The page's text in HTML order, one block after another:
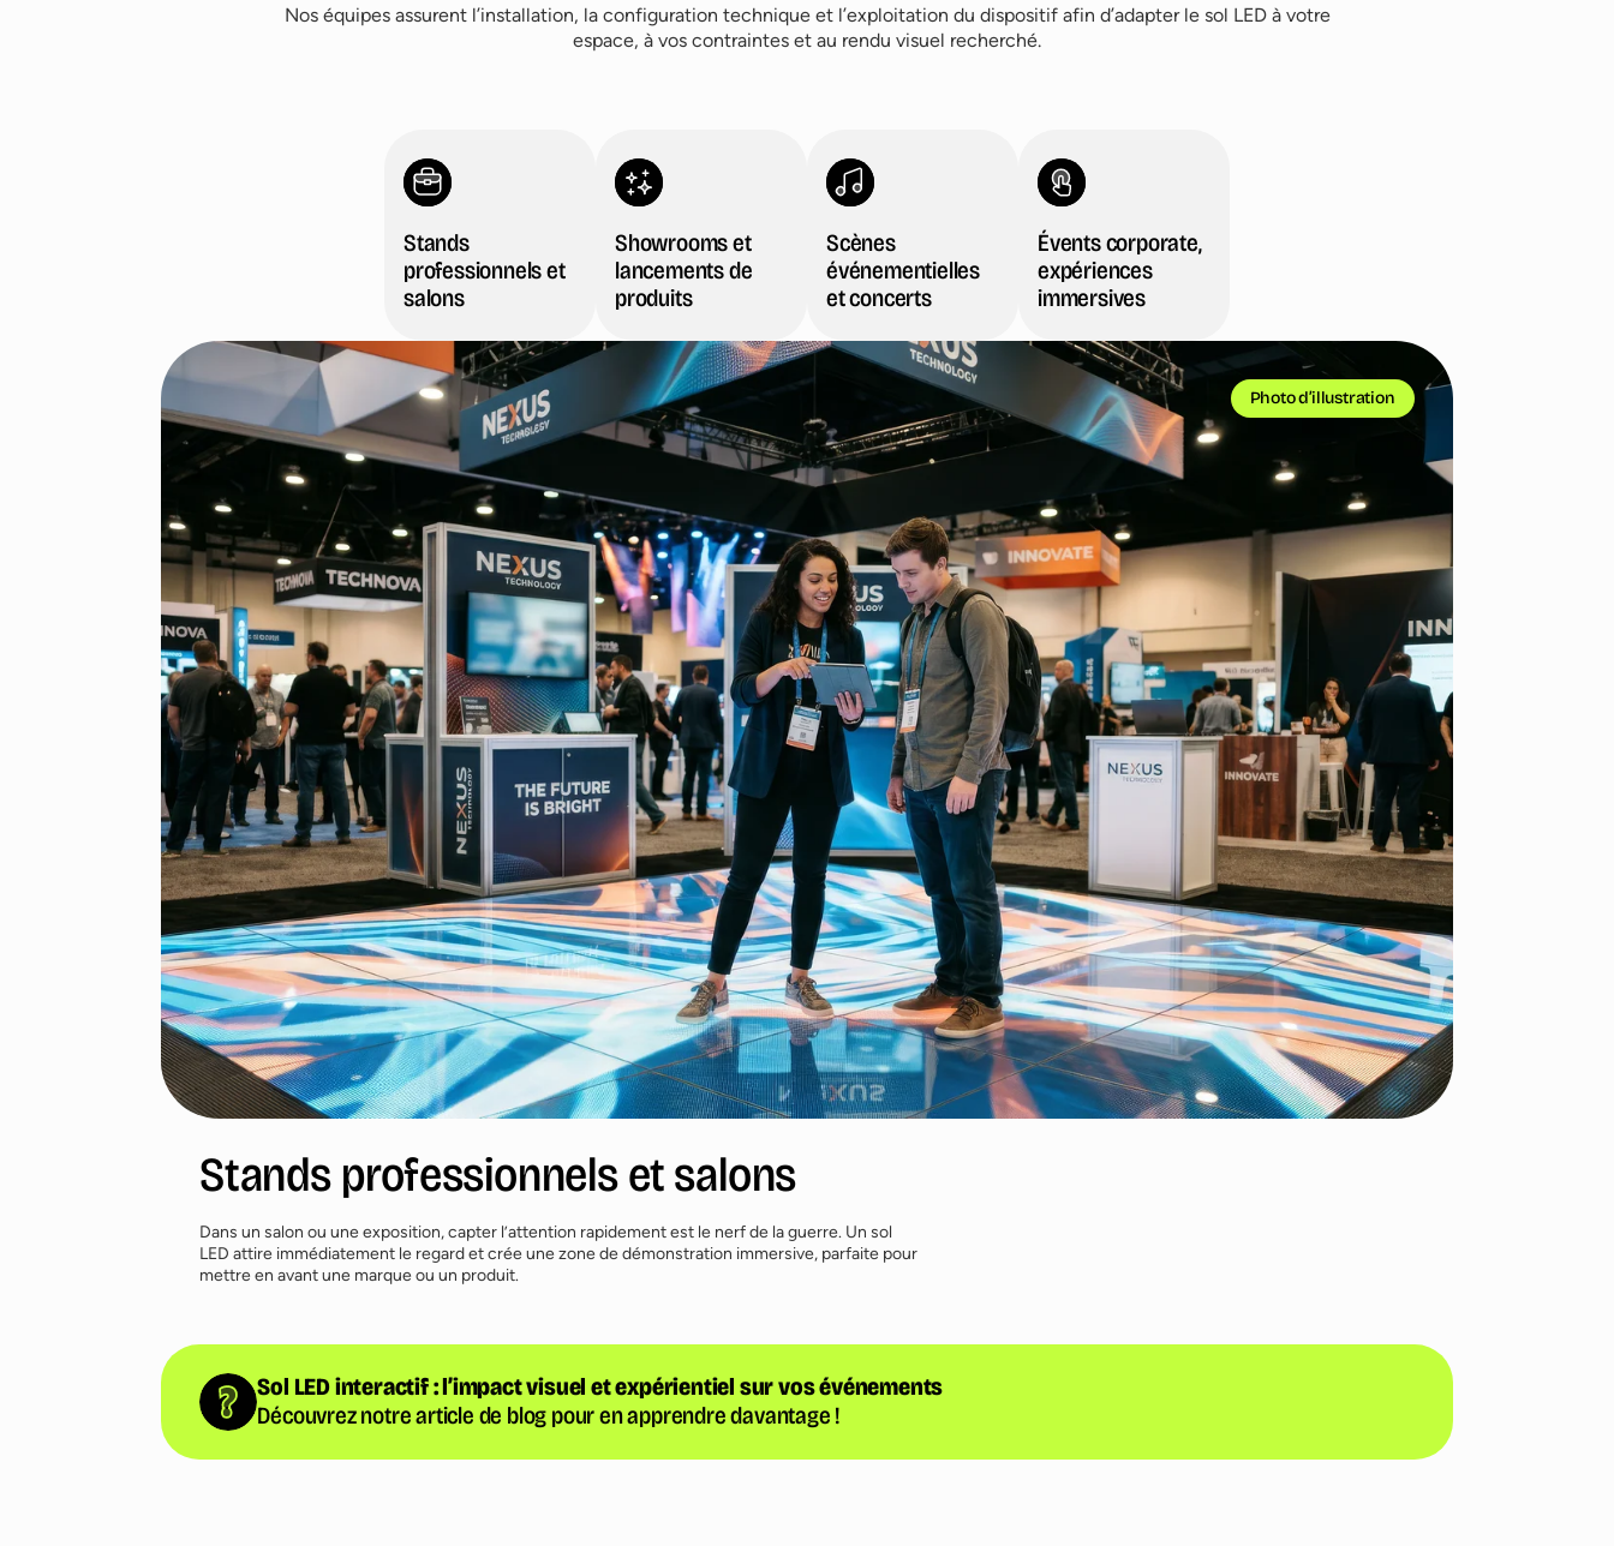
Nos équipes assurent l’installation, la configuration technique et l’exploitation du dispositif afin d’adapter le sol LED à votre
espace, à vos contraintes et au rendu visuel recherché.
Stands
professionnels et
salons
Showrooms et
lancements de
produits
Scènes
événementielles
et concerts
Évents corporate,
expériences
immersives
Stands professionnels et salons Showrooms et lancements de produitsScènes événementielles et concerts
Événements corporate et expériences immersives
Stands professionnels et salons
Dans un salon ou une exposition, capter l’attention rapidement est le nerf de la guerre. Un sol
LED attire immédiatement le regard et crée une zone de démonstration immersive, parfaite pour
mettre en avant une marque ou un produit.
Photo d’illustration
Sol LED interactif : l’impact visuel et expérientiel sur vos événements
Découvrez notre article de blog pour en apprendre davantage !